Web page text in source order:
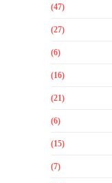
(47)
(27)
(6)
(16)
(21)
(6)
(15)
(7)